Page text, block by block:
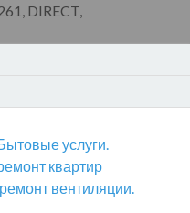
DIRECT,